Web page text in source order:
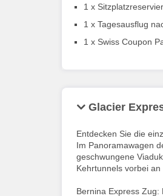
1 x
1 x Tagesausflug
1 x Swiss Coupon
Glacier
Entdecken Sie die
Im Panoramawagen
geschwungene
Kehrtunnels vorbei
Bernina Express